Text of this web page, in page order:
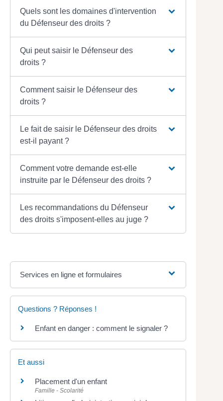
Quels sont les domaines d'intervention
du Défenseur des droits ?
Qui peut saisir le Défenseur des
droits ?
Comment saisir le Défenseur des
droits ?
Le fait de saisir le Défenseur des droits
est-il payant ?
Comment votre demande est-elle
instruite par le Défenseur des droits ?
Les recommandations du Défenseur
des droits s'imposent-elles au juge ?
Services en ligne et formulaires
Questions ? Réponses !
Enfant en danger : comment le signaler ?
Et aussi
Placement d'un enfant
Famille - Scolarité